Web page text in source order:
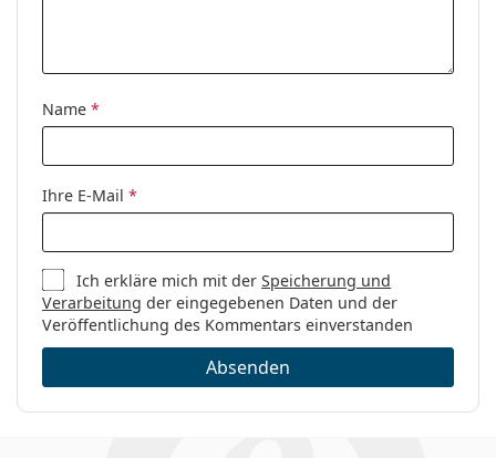
Name *
Ihre E-Mail *
Ich erkläre mich mit derSpeicherung und
Verarbeitung der eingegebenen Daten und der
Veröffentlichung des Kommentars einverstanden
Absenden